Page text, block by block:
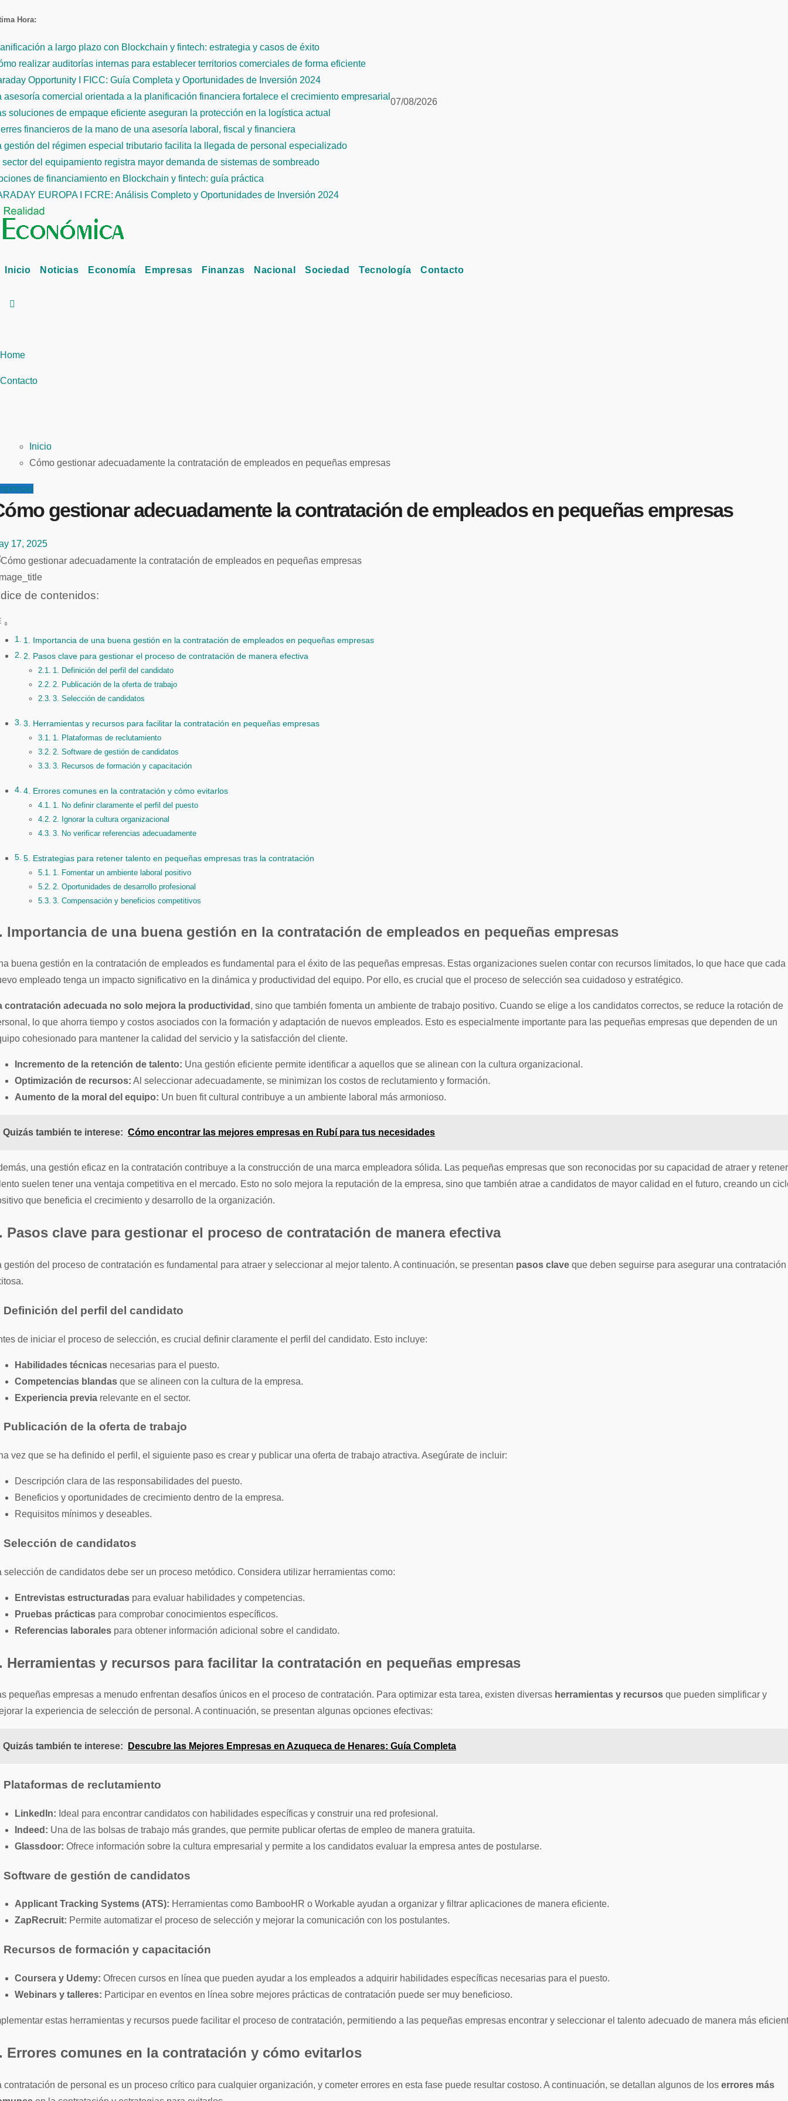
al
Hora:
a largo plazo con Blockchain y fintech: estrategia y casos de éxito
realizar auditorías internas para establecer territorios comerciales de forma eficiente
Opportunity I FICC: Guía Completa y Oportunidades de Inversión 2024
asesoría comercial orientada a la planificación financiera fortalece el crecimiento empresarial
soluciones de empaque eficiente aseguran la protección en la logística actual
financieros de la mano de una asesoría laboral, fiscal y financiera
gestión del régimen especial tributario facilita la llegada de personal especializado
sector del equipamiento registra mayor demanda de sistemas de sombreado
de financiamiento en Blockchain y fintech: guía práctica
EUROPA I FCRE: Análisis Completo y Oportunidades de Inversión 2024
07/08/2026
Inicio Noticias Economía Empresas Finanzas Nacional Sociedad Tecnología Contacto
Home
Contacto
Inicio
Cómo gestionar adecuadamente la contratación de empleados en pequeñas empresas
gestionar adecuadamente la contratación de empleados en pequeñas empresas
17, 2025
de contenidos:
1. Importancia de una buena gestión en la contratación de empleados en pequeñas empresas
2. Pasos clave para gestionar el proceso de contratación de manera efectiva
1. Definición del perfil del candidato
2. Publicación de la oferta de trabajo
3. Selección de candidatos
3. Herramientas y recursos para facilitar la contratación en pequeñas empresas
1. Plataformas de reclutamiento
2. Software de gestión de candidatos
3. Recursos de formación y capacitación
4. Errores comunes en la contratación y cómo evitarlos
1. No definir claramente el perfil del puesto
2. Ignorar la cultura organizacional
3. No verificar referencias adecuadamente
5. Estrategias para retener talento en pequeñas empresas tras la contratación
1. Fomentar un ambiente laboral positivo
2. Oportunidades de desarrollo profesional
3. Compensación y beneficios competitivos
Importancia de una buena gestión en la contratación de empleados en pequeñas empresas
empleado tenga un impacto significativo en la dinámica y productividad del equipo. Por ello, es crucial que el proceso de selección sea cuidadoso y estratégico.
contratación adecuada no solo mejora la productividad , sino que también fomenta un ambiente de trabajo positivo. Cuando se elige a los candidatos correctos, se reduce la rotación de
lo que ahorra tiempo y costos asociados con la formación y adaptación de nuevos empleados. Esto es especialmente importante para las pequeñas empresas que dependen de un
cohesionado para mantener la calidad del servicio y la satisfacción del cliente.
Incremento de la retención de talento: Una gestión eficiente permite identificar a aquellos que se alinean con la cultura organizacional.
Optimización de recursos: Al seleccionar adecuadamente, se minimizan los costos de reclutamiento y formación.
Aumento de la moral del equipo: Un buen fit cultural contribuye a un ambiente laboral más armonioso.
Quizás también te interese: Cómo encontrar las mejores empresas en Rubí para tus necesidades
una gestión eficaz en la contratación contribuye a la construcción de una marca empleadora sólida. Las pequeñas empresas que son reconocidas por su capacidad de atraer y retener
suelen tener una ventaja competitiva en el mercado. Esto no solo mejora la reputación de la empresa, sino que también atrae a candidatos de mayor calidad en el futuro, creando un
que beneficia el crecimiento y desarrollo de la organización.
Pasos clave para gestionar el proceso de contratación de manera efectiva
gestión del proceso de contratación es fundamental para atraer y seleccionar al mejor talento. A continuación, se presentan pasos clave que deben seguirse para asegurar una contratación
Definición del perfil del candidato
de iniciar el proceso de selección, es crucial definir claramente el perfil del candidato. Esto incluye:
Habilidades técnicas necesarias para el puesto.
Competencias blandas que se alineen con la cultura de la empresa.
Experiencia previa relevante en el sector.
Publicación de la oferta de trabajo
vez que se ha definido el perfil, el siguiente paso es crear y publicar una oferta de trabajo atractiva. Asegúrate de incluir:
Descripción clara de las responsabilidades del puesto.
Beneficios y oportunidades de crecimiento dentro de la empresa.
Requisitos mínimos y deseables.
Selección de candidatos
selección de candidatos debe ser un proceso metódico. Considera utilizar herramientas como:
Entrevistas estructuradas para evaluar habilidades y competencias.
Pruebas prácticas para comprobar conocimientos específicos.
Referencias laborales para obtener información adicional sobre el candidato.
Herramientas y recursos para facilitar la contratación en pequeñas empresas
pequeñas empresas a menudo enfrentan desafíos únicos en el proceso de contratación. Para optimizar esta tarea, existen diversas herramientas y recursos que pueden simplificar y
la experiencia de selección de personal. A continuación, se presentan algunas opciones efectivas:
Quizás también te interese: Descubre las Mejores Empresas en Azuqueca de Henares: Guía Completa
Plataformas de reclutamiento
LinkedIn: Ideal para encontrar candidatos con habilidades específicas y construir una red profesional.
Indeed: Una de las bolsas de trabajo más grandes, que permite publicar ofertas de empleo de manera gratuita.
Glassdoor: Ofrece información sobre la cultura empresarial y permite a los candidatos evaluar la empresa antes de postularse.
Software de gestión de candidatos
Applicant Tracking Systems (ATS): Herramientas como BambooHR o Workable ayudan a organizar y filtrar aplicaciones de manera eficiente.
ZapRecruit: Permite automatizar el proceso de selección y mejorar la comunicación con los postulantes.
Recursos de formación y capacitación
Coursera y Udemy: Ofrecen cursos en línea que pueden ayudar a los empleados a adquirir habilidades específicas necesarias para el puesto.
Webinars y talleres: Participar en eventos en línea sobre mejores prácticas de contratación puede ser muy beneficioso.
estas herramientas y recursos puede facilitar el proceso de contratación, permitiendo a las pequeñas empresas encontrar y seleccionar el talento adecuado de manera más
Errores comunes en la contratación y cómo evitarlos
contratación de personal es un proceso crítico para cualquier organización, y cometer errores en esta fase puede resultar costoso. A continuación, se detallan algunos de los errores más